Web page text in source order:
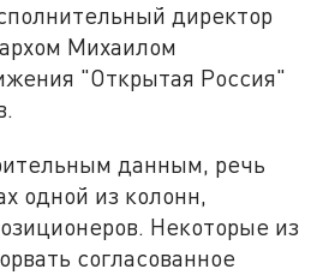
директор
Михаилом
"Открытая Россия"
данным, речь
одной из колонн,
Некоторые из
согласованное